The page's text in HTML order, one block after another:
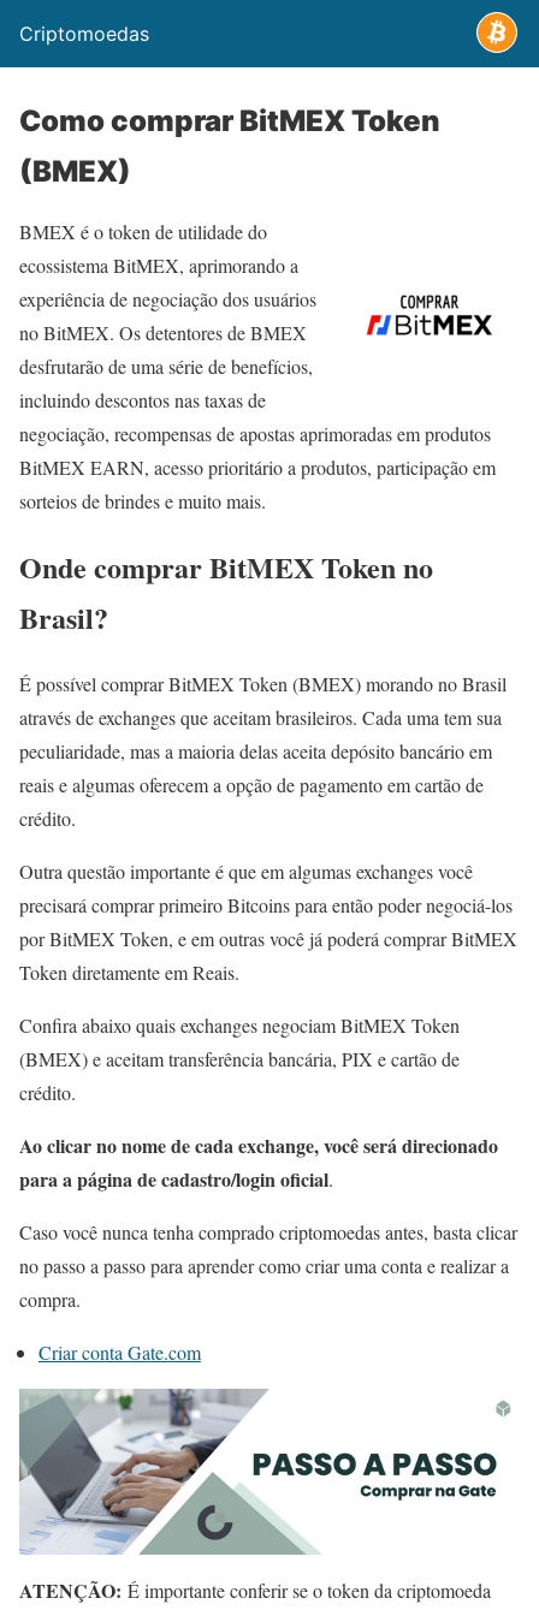
Criptomoedas
Como comprar BitMEX Token
(BMEX)
BMEX é o token de utilidade do
ecossistema BitMEX, aprimorando a
experiência de negociação dos usuários
no BitMEX. Os detentores de BMEX
desfrutarão de uma série de benefícios,
incluindo descontos nas taxas de
negociação, recompensas de apostas aprimoradas em produtos
BitMEX EARN, acesso prioritário a produtos, participação em
sorteios de brindes e muito mais.
Onde comprar BitMEX Token no
Brasil?
É possível comprar BitMEX Token (BMEX) morando no Brasil
através de exchanges que aceitam brasileiros. Cada uma tem sua
peculiaridade, mas a maioria delas aceita depósito bancário em
reais e algumas oferecem a opção de pagamento em cartão de
crédito.
Outra questão importante é que em algumas exchanges você
precisará comprar primeiro Bitcoins para então poder negociá-los
por BitMEX Token, e em outras você já poderá comprar BitMEX
Token diretamente em Reais.
Confira abaixo quais exchanges negociam BitMEX Token
(BMEX) e aceitam transferência bancária, PIX e cartão de
crédito.
Ao clicar no nome de cada exchange, você será direcionado
para a página de cadastro/login oficial.
Caso você nunca tenha comprado criptomoedas antes, basta clicar
no passo a passo para aprender como criar uma conta e realizar a
compra.
Criar conta Gate.com
ATENÇÃO: É importante conferir se o token da criptomoeda